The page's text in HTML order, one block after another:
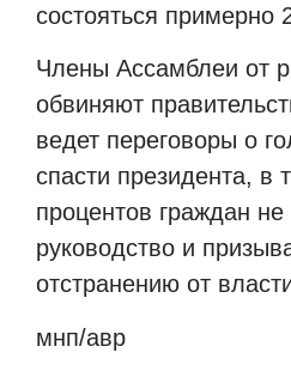
состояться примерно
Члены Ассамблеи от
обвиняют
ведет переговоры о
спасти президента, в
процентов граждан
руководство и
отстранению от
мнп/авр